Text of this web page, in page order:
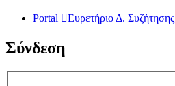
Portal Ευρετήριο Δ. Συζήτησης
Σύνδεση